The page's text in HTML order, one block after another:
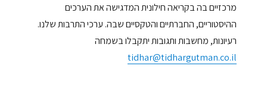
מרכזיים בה בקריאה חילונית המדגישה את הערכים
ההיסטוריים, החברתיים והטקסיים שבה. ערכי התרבות שלנו.
רעיונות, מחשבות ותגובות יתקבלו בשמחה
tidhar@tidhargutman.co.il